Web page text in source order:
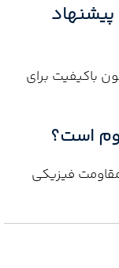
چیزی پیشنهاد
باکیفیت برای
است؟
فیزیکی